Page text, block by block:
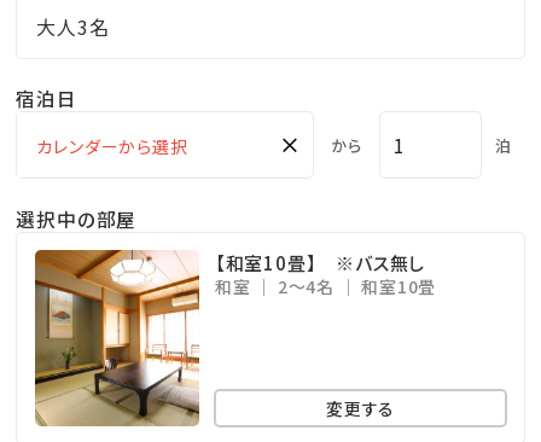
大人3名
宿泊日
× から 泊
選択中の部屋
【和室10畳】 ※バス無し
和室 2～4名 和室10畳
変更する